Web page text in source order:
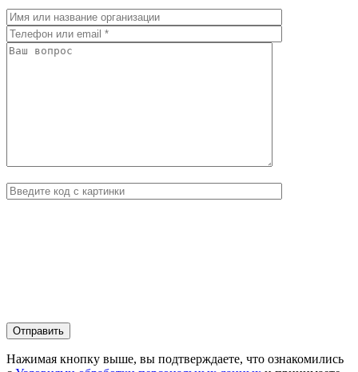
Нажимая кнопку выше, вы подтверждаете, что ознакомились